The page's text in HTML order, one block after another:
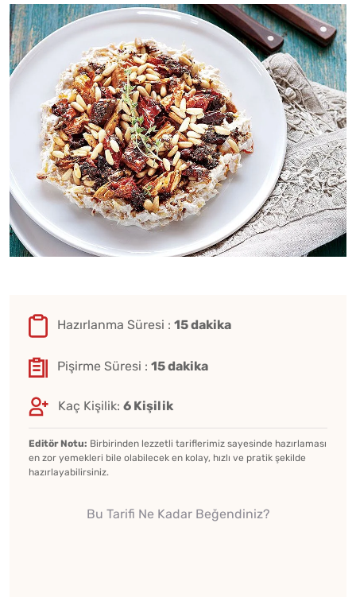
Hazırlanma Süresi : 15 dakika
Pişirme Süresi : 15 dakika
Kaç Kişilik: 6 Kişilik
Editör Notu: Birbirinden lezzetli tariflerimiz sayesinde hazırlaması
en zor yemekleri bile olabilecek en kolay, hızlı ve pratik şekilde
hazırlayabilirsiniz.
Bu Tarifi Ne Kadar Beğendiniz?